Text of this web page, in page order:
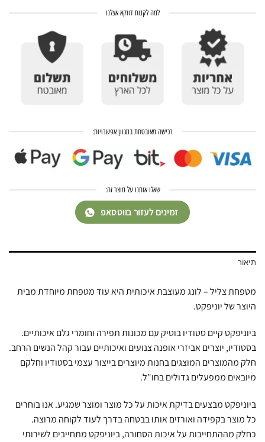
למה לקנות דווקא אצלנו
רכישה מאובטחת במגוון אפשרויות:
שאלו אותנו על מוצר זה:
זמינים לעזור בווטסאפ
תיאור
מטפחת צליל – לונג מעוצבת איכותית היא עוד מטפחת מיוחדת מבית
היוצר של יוניפקט.
ביוניפקט קיים סטודיו בוטיק עם מכונות תפירה וחומרי גלם איכותיים.
בסטודיו, יוצרים אביזרי אופנה צנועים ואיכותיים עבור קהל הנשים הרחב.
חלק מהמוצרים המוצגים בחנות מיוצרים בייצור עצמי בסטודיו וחלקם
מיובאים ממפעלים גדולים בחו"ל.
ביוניפקט מבצעים בדיקת איכות על כל מוצר ומוצר שמגיע. אנו בוחרים
כל מוצר בקפידה ואורזים אותו בבטחה בדרך לעוד לקוחה מרוצה.
כחלק מההתחייבות על איכות הסחורה, ביוניפקט מתחייבים לשירותי